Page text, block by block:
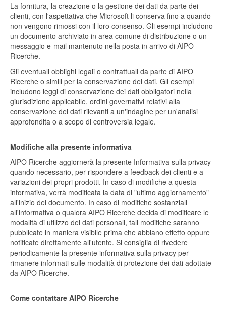
La fornitura, la creazione o la gestione dei dati da parte dei
clienti, con l'aspettativa che Microsoft li conserva fino a quando
non vengono rimossi con il loro consenso. Gli esempi includono
un documento archiviato in area comune di distribuzione o un
messaggio e-mail mantenuto nella posta in arrivo di AIPO
Ricerche.
Gli eventuali obblighi legali o contrattuali da parte di AIPO
Ricerche o simili per la conservazione dei dati. Gli esempi
includono leggi di conservazione dei dati obbligatori nella
giurisdizione applicabile, ordini governativi relativi alla
conservazione dei dati rilevanti a un'indagine per un'analisi
approfondita o a scopo di controversia legale.
Modifiche alla presente informativa
AIPO Ricerche aggiornerà la presente Informativa sulla privacy
quando necessario, per rispondere a feedback dei clienti e a
variazioni dei propri prodotti. In caso di modifiche a questa
informativa, verrà modificata la data di "ultimo aggiornamento"
all'inizio del documento. In caso di modifiche sostanziali
all'informativa o qualora AIPO Ricerche decida di modificare le
modalità di utilizzo dei dati personali, tali modifiche saranno
pubblicate in maniera visibile prima che abbiano effetto oppure
notificate direttamente all'utente. Si consiglia di rivedere
periodicamente la presente informativa sulla privacy per
rimanere informati sulle modalità di protezione dei dati adottate
da AIPO Ricerche.
Come contattare AIPO Ricerche